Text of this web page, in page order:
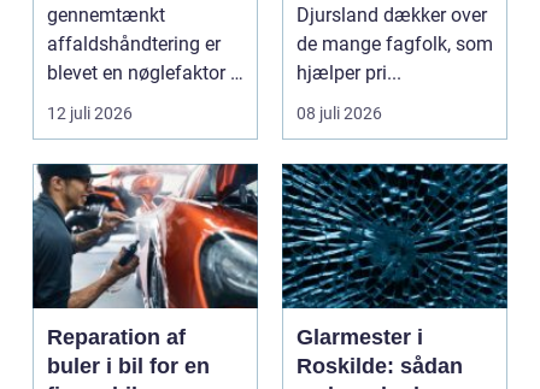
gennemtænkt
affaldshåndtering er
blevet en nøglefaktor i
den grønne omstilling.
Vi st...
12 juli 2026
Djursland dækker over
de mange fagfolk, som
hjælper pri...
08 juli 2026
Reparation af
buler i bil for en
Glarmester i
Roskilde: sådan